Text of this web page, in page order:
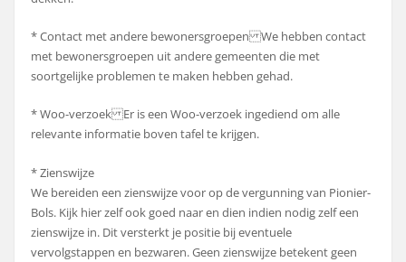
* Contact met andere bewonersgroepen We hebben contact
met bewonersgroepen uit andere gemeenten die met
soortgelijke problemen te maken hebben gehad.
* Woo-verzoek Er is een Woo-verzoek ingediend om alle
relevante informatie boven tafel te krijgen.
* Zienswijze
We bereiden een zienswijze voor op de vergunning van Pionier-
Bols. Kijk hier zelf ook goed naar en dien indien nodig zelf een
zienswijze in. Dit versterkt je positie bij eventuele
vervolgstappen en bezwaren. Geen zienswijze betekent geen